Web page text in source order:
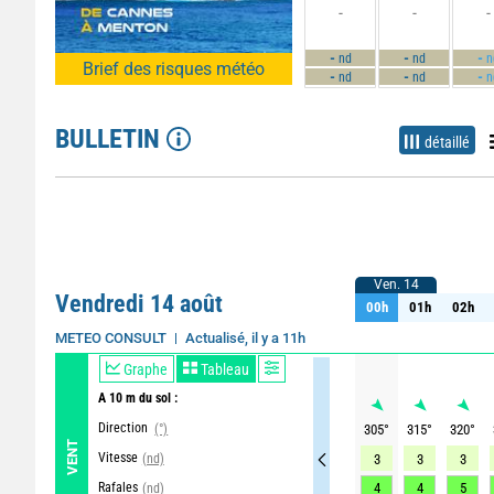
Brief des risques météo
-
-nd
-nd
-
-nd
-nd
-
-
-
BULLETIN détaillé
Vendredi 14 août
METEO CONSULT Actualisé, il y a 11h
VENT
Graphe Tableau
A 10 m du sol :
Direction (°)
Vitesse (nd)
Rafales (nd)
Ven. 14
00h 01h 02h
Ven. 14
00h 01h 02h
305° 315° 320°
3
3 3
4
4 5